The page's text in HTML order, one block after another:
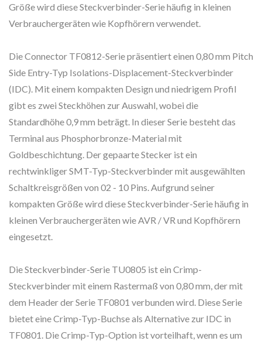
Größe wird diese Steckverbinder-Serie häufig in kleinen
Verbrauchergeräten wie Kopfhörern verwendet.
Die Connector TF0812-Serie präsentiert einen 0,80 mm Pitch
Side Entry-Typ Isolations-Displacement-Steckverbinder
(IDC). Mit einem kompakten Design und niedrigem Profil
gibt es zwei Steckhöhen zur Auswahl, wobei die
Standardhöhe 0,9 mm beträgt. In dieser Serie besteht das
Terminal aus Phosphorbronze-Material mit
Goldbeschichtung. Der gepaarte Stecker ist ein
rechtwinkliger SMT-Typ-Steckverbinder mit ausgewählten
Schaltkreisgrößen von 02 - 10 Pins. Aufgrund seiner
kompakten Größe wird diese Steckverbinder-Serie häufig in
kleinen Verbrauchergeräten wie AVR / VR und Kopfhörern
eingesetzt.
Die Steckverbinder-Serie TU0805 ist ein Crimp-
Steckverbinder mit einem Rastermaß von 0,80 mm, der mit
dem Header der Serie TF0801 verbunden wird. Diese Serie
bietet eine Crimp-Typ-Buchse als Alternative zur IDC in
TF0801. Die Crimp-Typ-Option ist vorteilhaft, wenn es um